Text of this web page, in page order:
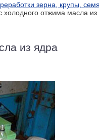
зерна, крупы,
холодного отжима масла из
из ядра